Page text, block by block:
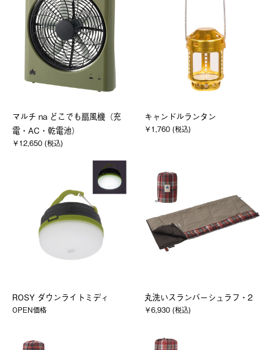
マルチ na どこでも扇風機（充
電・AC・乾電池）
￥12,650 (税込)
キャンドルランタン
￥1,760 (税込)
ROSY ダウンライトミディ
OPEN価格
丸洗いスランバーシュラフ・2
￥6,930 (税込)